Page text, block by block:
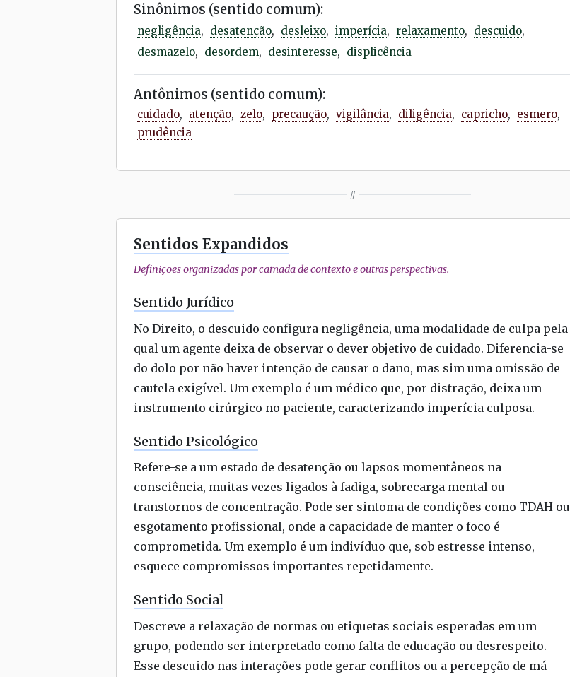
Sinônimos (sentido comum):
negligência, desatenção, desleixo, imperícia, relaxamento, descuido,
desmazelo, desordem, desinteresse, displicência
Antônimos (sentido comum):
cuidado, atenção, zelo, precaução, vigilância, diligência, capricho, esmero,
prudência
//
Sentidos Expandidos
Definições organizadas por camada de contexto e outras perspectivas.
Sentido Jurídico
No Direito, o descuido configura negligência, uma modalidade de culpa pela
qual um agente deixa de observar o dever objetivo de cuidado. Diferencia-se
do dolo por não haver intenção de causar o dano, mas sim uma omissão de
cautela exigível. Um exemplo é um médico que, por distração, deixa um
instrumento cirúrgico no paciente, caracterizando imperícia culposa.
Sentido Psicológico
Refere-se a um estado de desatenção ou lapsos momentâneos na
consciência, muitas vezes ligados à fadiga, sobrecarga mental ou
transtornos de concentração. Pode ser sintoma de condições como TDAH ou
esgotamento profissional, onde a capacidade de manter o foco é
comprometida. Um exemplo é um indivíduo que, sob estresse intenso,
esquece compromissos importantes repetidamente.
Sentido Social
Descreve a relaxação de normas ou etiquetas sociais esperadas em um
grupo, podendo ser interpretado como falta de educação ou desrespeito.
Esse descuido nas interações pode gerar conflitos ou a percepção de má